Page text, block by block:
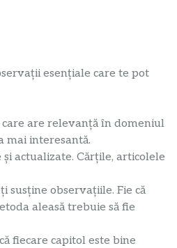
esențiale care te pot
care are relevanță în domeniul
mai interesantă.
și actualizate. Cărțile, articolele
susține observațiile. Fie că
aleasă trebuie să fie
fiecare capitol este bine